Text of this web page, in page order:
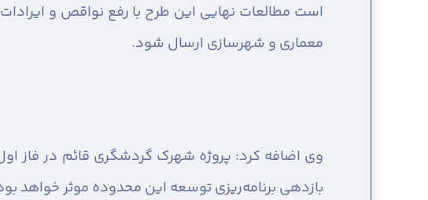
است مطالعات نهایی این طرح با رفع نواقص و
معماری و شهرسازی ارسال شود.
بازدهی برنامه‌ریزی توسعه این محدوده موثر خواهد